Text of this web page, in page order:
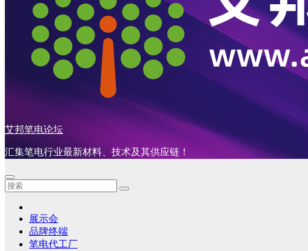
艾邦笔电论坛
汇集笔电行业最新材料、技术及其供应链！
展示会
品牌终端
笔电代工厂